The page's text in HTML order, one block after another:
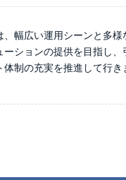
幅広い運用シーンと多
ーションの提供を目指し
制の充実を推進して行き